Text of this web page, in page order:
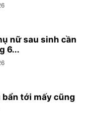
nữ sau sinh cần
6...
tới mấy cũng